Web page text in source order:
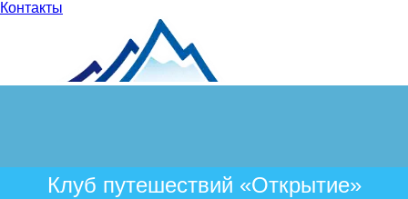
Контакты
Клуб путешествий «Открытие»